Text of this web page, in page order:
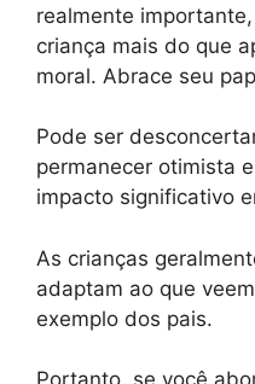
realmente
criança mais do que
moral. Abrace seu
Pode ser
permanecer otimista
impacto significativo
As crianças
adaptam ao que
exemplo dos pais.